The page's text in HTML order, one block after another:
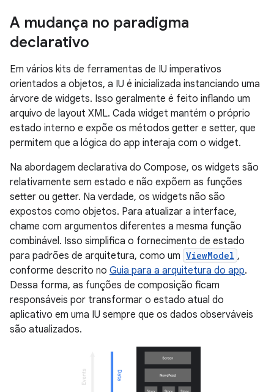
A mudança no paradigma
declarativo
Em vários kits de ferramentas de IU imperativos
orientados a objetos, a IU é inicializada instanciando uma
árvore de widgets. Isso geralmente é feito inflando um
arquivo de layout XML. Cada widget mantém o próprio
estado interno e expõe os métodos getter e setter, que
permitem que a lógica do app interaja com o widget.
Na abordagem declarativa do Compose, os widgets são
relativamente sem estado e não expõem as funções
setter ou getter. Na verdade, os widgets não são
expostos como objetos. Para atualizar a interface,
chame com argumentos diferentes a mesma função
combinável. Isso simplifica o fornecimento de estado
para padrões de arquitetura, como um ViewModel ,
conforme descrito no Guia para a arquitetura do app.
Dessa forma, as funções de composição ficam
responsáveis por transformar o estado atual do
aplicativo em uma IU sempre que os dados observáveis
são atualizados.